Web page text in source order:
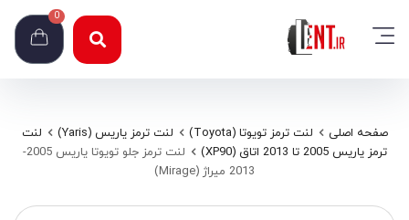
0
صفحه اصلی لنت ترمز تویوتا (Toyota) لنت ترمز یاریس (Yaris)
لنت
ترمز یاریس 2005 تا 2013 اتاق (XP90)
لنت ترمز جلو تویوتا یاریس 2005-
2013 میراژ (Mirage)